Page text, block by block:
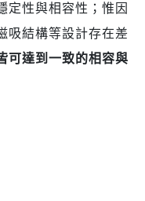
定性與相容性；惟因
吸結構等設計存在差
可達到一致的相容與